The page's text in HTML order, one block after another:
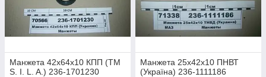
Манжета 42х64х10 КПП (ТМ
S. I. L. A.) 236-1701230
Манжета 25х42х10 ПНВТ
(Україна) 236-1111186